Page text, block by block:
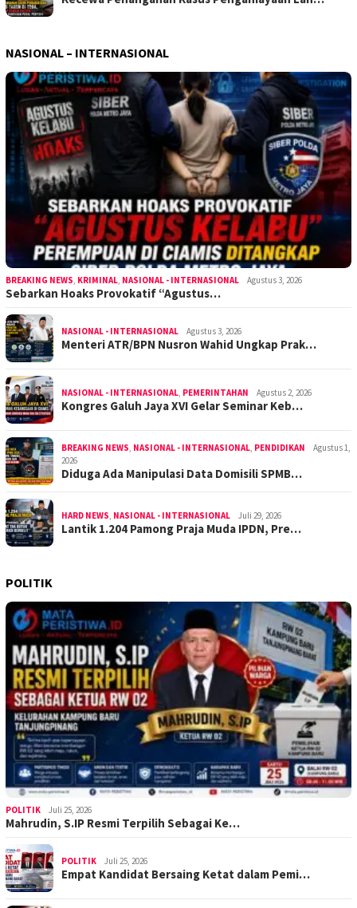
NASIONAL – INTERNASIONAL
BREAKING NEWS, KRIMINAL, NASIONAL - INTERNASIONAL Agustus 3, 2026
Sebarkan Hoaks Provokatif “Agustus…
NASIONAL - INTERNASIONAL Agustus 3, 2026
Menteri ATR/BPN Nusron Wahid Ungkap Prak…
NASIONAL - INTERNASIONAL, PEMERINTAHAN Agustus 2, 2026
Kongres Galuh Jaya XVI Gelar Seminar Keb…
BREAKING NEWS, NASIONAL - INTERNASIONAL, PENDIDIKAN
Agustus 1,
2026
Diduga Ada Manipulasi Data Domisili SPMB…
HARD NEWS, NASIONAL - INTERNASIONAL Juli 29, 2026
Lantik 1.204 Pamong Praja Muda IPDN, Pre…
POLITIK
POLITIK Juli 25, 2026
Mahrudin, S.IP Resmi Terpilih Sebagai Ke…
POLITIK Juli 25, 2026
Empat Kandidat Bersaing Ketat dalam Pemi…